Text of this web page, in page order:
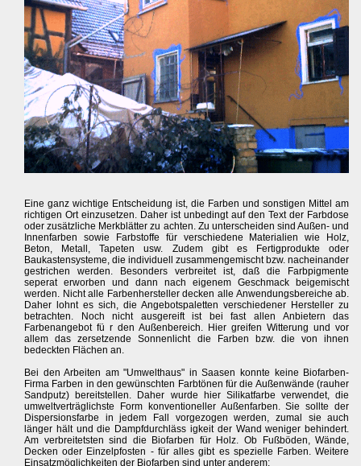
Eine ganz wichtige Entscheidung ist, die Farben und sonstigen Mittel am
richtigen Ort einzusetzen. Daher ist unbedingt auf den Text der Farbdose
oder zusätzliche Merkblätter zu achten. Zu unterscheiden sind Außen- und
Innenfarben sowie Farbstoffe für verschiedene Materialien wie Holz,
Beton, Metall, Tapeten usw. Zudem gibt es Fertigprodukte oder
Baukastensysteme, die individuell zusammengemischt bzw. nacheinander
gestrichen werden. Besonders verbreitet ist, daß die Farbpigmente
seperat erworben und dann nach eigenem Geschmack beigemischt
werden. Nicht alle Farbenhersteller decken alle Anwendungsbereiche ab.
Daher lohnt es sich, die Angebotspaletten verschiedener Hersteller zu
betrachten. Noch nicht ausgereift ist bei fast allen Anbietern das
Farbenangebot fü r den Außenbereich. Hier greifen Witterung und vor
allem das zersetzende Sonnenlicht die Farben bzw. die von ihnen
bedeckten Flächen an.
Bei den Arbeiten am "Umwelthaus" in Saasen konnte keine Biofarben-
Firma Farben in den gewünschten Farbtönen für die Außenwände (rauher
Sandputz) bereitstellen. Daher wurde hier Silikatfarbe verwendet, die
umweltverträglichste Form konventioneller Außenfarben. Sie sollte der
Dispersionsfarbe in jedem Fall vorgezogen werden, zumal sie auch
länger hält und die Dampfdurchläss igkeit der Wand weniger behindert.
Am verbreitetsten sind die Biofarben für Holz. Ob Fußböden, Wände,
Decken oder Einzelpfosten - für alles gibt es spezielle Farben. Weitere
Einsatzmöglichkeiten der Biofarben sind unter anderem: